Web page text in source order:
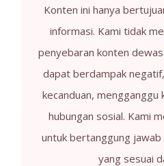
Konten ini hanya
informasi. Kami tidak
penyebaran konten
dapat berdampak
kecanduan, mengganggu
hubungan sosial. Kami
untuk bertanggung
yang sesuai